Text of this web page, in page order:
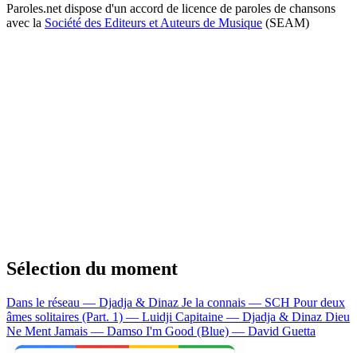
Paroles.net dispose d'un accord de licence de paroles de chansons
avec la Société des Editeurs et Auteurs de Musique (SEAM)
Sélection du moment
Dans le réseau — Djadja & Dinaz Je la connais — SCH Pour deux
âmes solitaires (Part. 1) — Luidji Capitaine — Djadja & Dinaz Dieu
Ne Ment Jamais — Damso I'm Good (Blue) — David Guetta